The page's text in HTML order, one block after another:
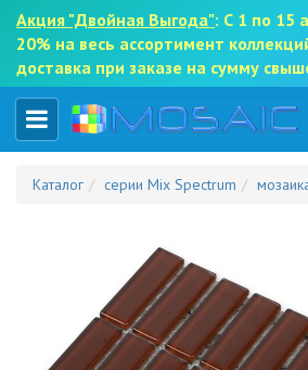
Акция "Двойная Выгода": С 1 по 15
20% на весь ассортимент
доставка при заказе на сумму
Каталог серии Mix Spectrum